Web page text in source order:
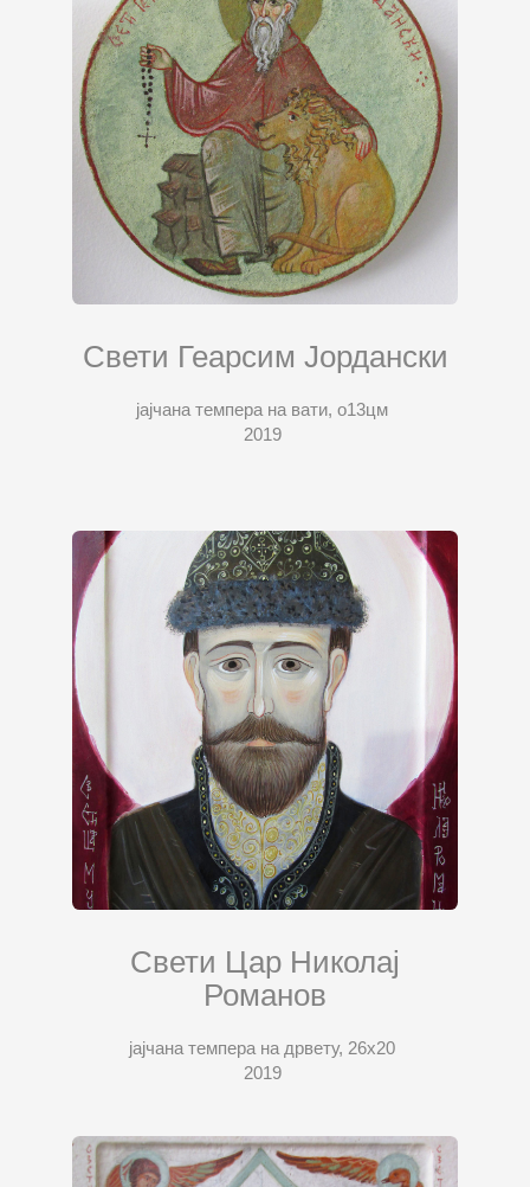
Свети Геарсим Јордански
јајчана темпера на вати, о13цм
2019
Свети Цар Николај
Романов
јајчана темпера на дрвету, 26х20
2019